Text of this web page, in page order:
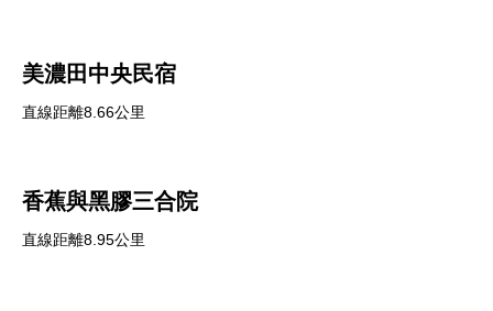
美濃田中央民宿
直線距離8.66公里
香蕉與黑膠三合院
直線距離8.95公里